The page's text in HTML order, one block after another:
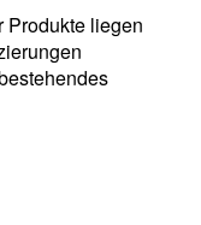
Produkte liegen